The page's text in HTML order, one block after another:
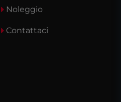
Noleggio
Contattaci